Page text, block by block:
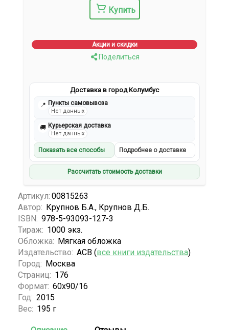
Купить
Акции и скидки
Поделиться
Доставка в город Колумбус
📍 Пункты самовывоза
Нет данных
🚚 Курьерская доставка
Нет данных
Показать все способы Подробнее о доставке
Рассчитать стоимость доставки
Артикул: 00815263
Автор: Крупнов Б.А., Крупнов Д.Б.
ISBN: 978-5-93093-127-3
Тираж: 1000 экз.
Обложка: Мягкая обложка
Издательство: АСВ (все книги издательства)
Город: Москва
Страниц: 176
Формат: 60х90/16
Год: 2015
Вес: 195 г